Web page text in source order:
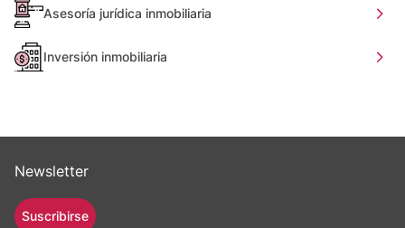
Asesoría jurídica inmobiliaria
Inversión inmobiliaria
Newsletter
Suscribirse